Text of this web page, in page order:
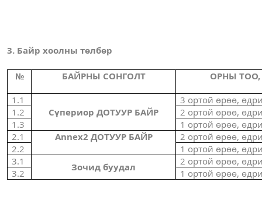
3. Байр хоолны төлбөр
№ БАЙРНЫ СОНГОЛТ ОРНЫ
1.1
Сүпериор ДОТУУР БАЙР
3 ортой өрөө,
1.2
2 ортой өрөө,
1.3
1 ортой өрөө,
2.1
Annex2 ДОТУУР БАЙР
2 ортой өрөө,
2.2
1 ортой өрөө,
3.1 Зочид буудал
2 ортой өрөө,
3.2
1 ортой өрөө,